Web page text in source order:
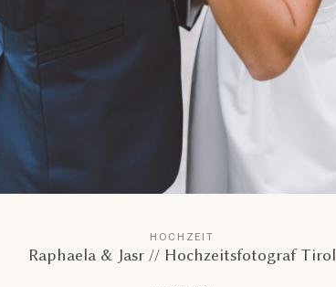
HOCHZEIT
Raphaela & Jasr // Hochzeitsfotograf Tirol